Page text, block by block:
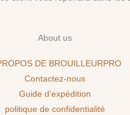
About us
DE BROUILLEURPRO
Contactez-nous
Guide d’expédition
politique de confidentialité